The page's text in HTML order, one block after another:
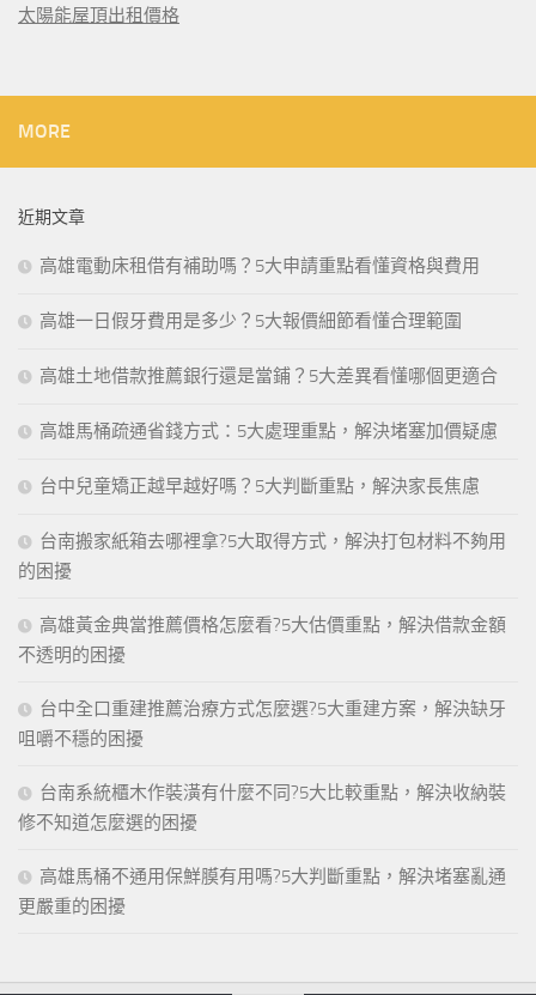
太陽能屋頂出租價格
MORE
近期文章
高雄電動床租借有補助嗎？5大申請重點看懂資格與費用
高雄一日假牙費用是多少？5大報價細節看懂合理範圍
高雄土地借款推薦銀行還是當鋪？5大差異看懂哪個更適合
高雄馬桶疏通省錢方式：5大處理重點，解決堵塞加價疑慮
台中兒童矯正越早越好嗎？5大判斷重點，解決家長焦慮
台南搬家紙箱去哪裡拿?5大取得方式，解決打包材料不夠用
的困擾
高雄黃金典當推薦價格怎麼看?5大估價重點，解決借款金額
不透明的困擾
台中全口重建推薦治療方式怎麼選?5大重建方案，解決缺牙
咀嚼不穩的困擾
台南系統櫃木作裝潢有什麼不同?5大比較重點，解決收納裝
修不知道怎麼選的困擾
高雄馬桶不通用保鮮膜有用嗎?5大判斷重點，解決堵塞亂通
更嚴重的困擾